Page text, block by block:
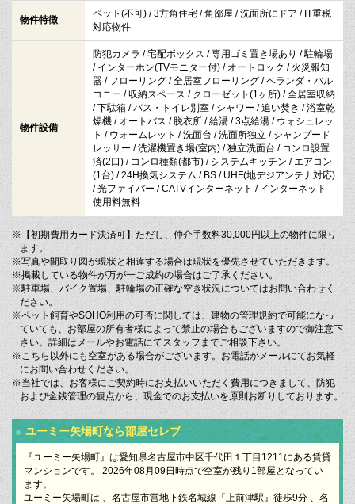
物件特徴
ペット(不可) / 3方角住宅 / 角部屋 / 洗面所にドア / IT重税
対応物件
物件設備
防犯カメラ / 宅配ボックス / 専用ゴミ置き場あり / 駐輪場
/ インターホン(TVモニター付) / オートロック / 火災報知
器 / フローリング / 全居室フローリング / ベランダ・バル
コニー / 収納スペース / クローゼット(1ヶ所) / 全居室収納
/ 下駄箱 / バス・トイレ別室 / シャワー / 追い焚き / 浴室乾
燥機 / オートバス / 脱衣所 / 給湯 / 3点給湯 / ウォシュレッ
ト / ウォームレット / 洗面台 / 洗面所独立 / シャンプード
レッサー / 洗濯機置き場(室内) / 独立洗面台 / コンロ設置
済(2口) / コンロ種類(都市) / システムキッチン / エアコン
(1台) / 24H換気システム / BS / UHF(地デジアンテナ対応)
/ 光ファイバー / CATVインターネット / インターネット
使用料無料
※【初期費用カード決済可】ただし、仲介手数料30,000円以上の物件に限り
ます。
※写真や間取り図が現状と相違する場合は現状を優先させていただきます。
※掲載している物件が万が一ご成約の場合はご了承ください。
※駐車場、バイク置場、駐輪場の正確な空き状況についてはお問い合わせく
ださい。
※ペット飼育やSOHO利用の可否に関しては、建物の管理規約で可能になっ
ていても、お部屋の所有者様によって禁止の場合もございますので御注意下
さい。詳細はメールやお電話にてスタッフまでご相談下さい。
※こちら以外にも空室がある場合がございます。お電話かメールにてお気軽
にお問い合わせください。
※当社では、お客様にご契約時にお支払いいただく費用につきまして、防犯
および金銭管理の観点から、現金でのお支払いを原則お断りしております。
ユーミー矢場町なら部屋セレブ
『ユーミー矢場町』は愛知県名古屋市中区千代田１丁目1211にある賃貸
マンションです。 2026年08月09日時点で空室が残り1部屋となってい
ます。
ユーミー矢場町は 、名古屋市営地下鉄名城線『上前津駅』徒歩9分 、名